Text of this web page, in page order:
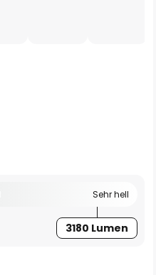
Sehr hell
3180 Lumen